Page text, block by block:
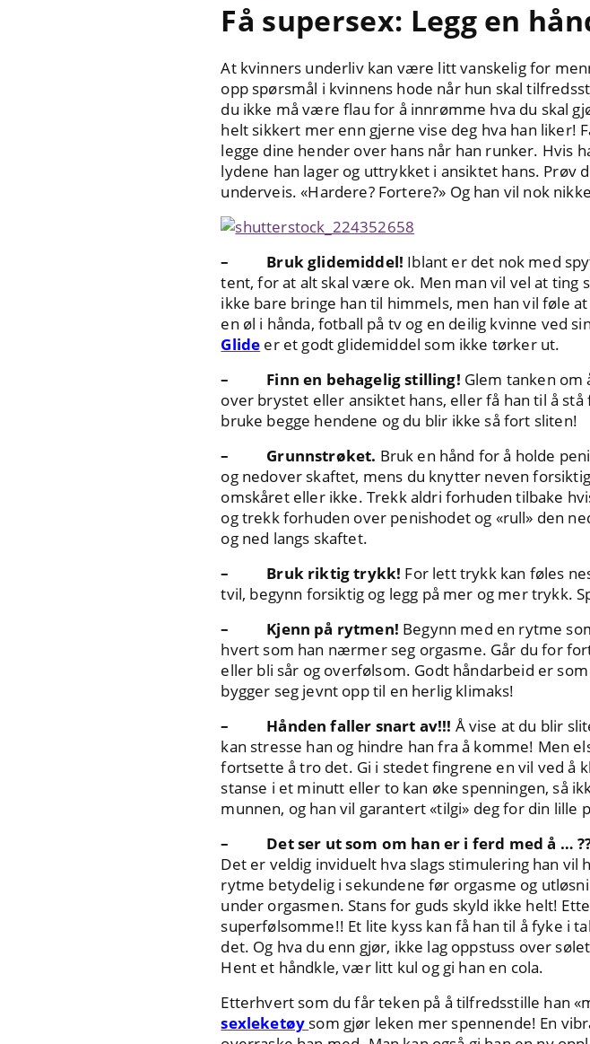
Få supersex: Legg en
At kvinners underliv kan være litt vanskelig for
opp spørsmål i kvinnens hode når hun skal
du ikke må være flau for å innrømme hva du skal
helt sikkert mer enn gjerne vise deg hva han liker!
legge dine hender over hans når han runker. Hvis
lydene han lager og uttrykket i ansiktet hans. Prøv
underveis. «Hardere? Fortere?» Og han vil nok
– Bruk glidemiddel! Iblant er det nok med
tent, for at alt skal være ok. Men man vil vel at ting
ikke bare bringe han til himmels, men han vil føle
en øl i hånda, fotball på tv og en deilig kvinne ved
Glide er et godt glidemiddel som ikke tørker ut.
– Finn en behagelig stilling! Glem tanken om
over brystet eller ansiktet hans, eller få han til å
bruke begge hendene og du blir ikke så fort sliten!
– Grunnstrøket. Bruk en hånd for å holde
og nedover skaftet, mens du knytter neven
omskåret eller ikke. Trekk aldri forhuden tilbake
og trekk forhuden over penishodet og «rull» den
og ned langs skaftet.
– Bruk riktig trykk! For lett trykk kan føles
tvil, begynn forsiktig og legg på mer og mer trykk.
– Kjenn på rytmen! Begynn med en rytme
hvert som han nærmer seg orgasme. Går du for
eller bli sår og overfølsom. Godt håndarbeid er
bygger seg jevnt opp til en herlig klimaks!
– Hånden faller snart av!!! Å vise at du blir
kan stresse han og hindre han fra å komme! Men
fortsette å tro det. Gi i stedet fingrene en vil ved å
stanse i et minutt eller to kan øke spenningen, så
munnen, og han vil garantert «tilgi» deg for din lille
– Det ser ut som om han er i ferd med å …
Det er veldig inviduelt hva slags stimulering han
rytme betydelig i sekundene før orgasme og
under orgasmen. Stans for guds skyld ikke helt!
superfølsomme!! Et lite kyss kan få han til å fyke i
det. Og hva du enn gjør, ikke lag oppstuss over
Hent et håndkle, vær litt kul og gi han en cola.
Etterhvert som du får teken på å tilfredsstille han
sexleketøy som gjør leken mer spennende! En